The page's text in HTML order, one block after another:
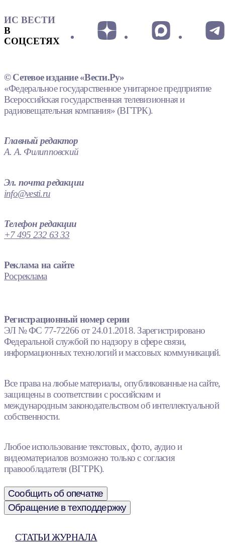
ИС ВЕСТИ
В
СОЦСЕТЯХ
© Сетевое издание «Вести.Ру»
«Федеральное государственное унитарное предприятие
Всероссийская государственная телевизионная и
радиовещательная компания» (ВГТРК).
Главный редактор
А. А. Филипповский
Эл. почта редакции
info@vesti.ru
Телефон редакции
+7 495 232 63 33
Реклама на сайте
Росреклама
Регистрационный номер серии
ЭЛ № ФС 77-72266 от 24.01.2018. Зарегистрировано
Федеральной службой по надзору в сфере связи,
информационных технологий и массовых коммуникаций.
Все права на любые материалы, опубликованные на сайте,
защищены в соответствии с российским и
международным законодательством об интеллектуальной
собственности.
Любое использование текстовых, фото, аудио и
видеоматериалов возможно только с согласия
правообладателя (ВГТРК).
Сообщить об опечатке
Обращение в техподдержку
СТАТЬИ ЖУРНАЛА